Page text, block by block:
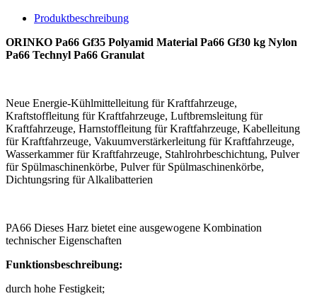
Produktbeschreibung
ORINKO Pa66 Gf35 Polyamid Material Pa66 Gf30 kg Nylon
Pa66 Technyl Pa66 Granulat
Neue Energie-Kühlmittelleitung für Kraftfahrzeuge,
Kraftstoffleitung für Kraftfahrzeuge, Luftbremsleitung für
Kraftfahrzeuge, Harnstoffleitung für Kraftfahrzeuge, Kabelleitung
für Kraftfahrzeuge, Vakuumverstärkerleitung für Kraftfahrzeuge,
Wasserkammer für Kraftfahrzeuge, Stahlrohrbeschichtung, Pulver
für Spülmaschinenkörbe, Pulver für Spülmaschinenkörbe,
Dichtungsring für Alkalibatterien
PA66 Dieses Harz bietet eine ausgewogene Kombination
technischer Eigenschaften
Funktionsbeschreibung:
durch hohe Festigkeit;